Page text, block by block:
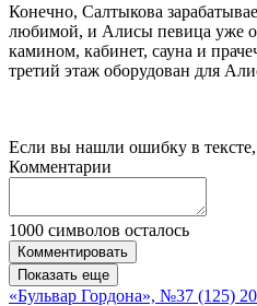
Конечно, Салтыкова
любимой, и Алисы певица уже
камином, кабинет, сауна и
третий этаж оборудован для
Если вы нашли ошибку в
Комментарии
1000 символов осталось
Комментировать
Показать еще
«Бульвар Гордона», №37 (125)